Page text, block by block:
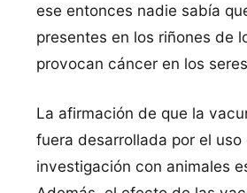
ese entonces nadie sabí­a
presentes en los riñones de
provocan cáncer en los
La afirmación de que la
fuera desarrollada por el uso
investigación con animales